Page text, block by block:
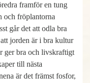
framför en tung
och fröplantorna
går det att odla bra
jorden är i bra kultur
ger bra och livskraftigt
till nästa
är det främst fosfor,